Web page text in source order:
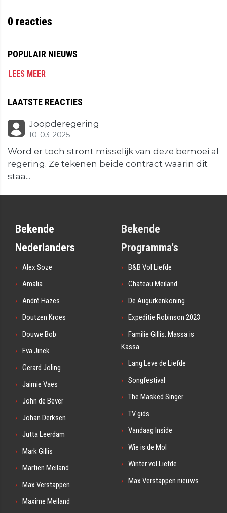
0 reacties
POPULAIR NIEUWS
LEES MEER
LAATSTE REACTIES
Joopderegering
10-03-2025
Word er toch stront misselijk van deze bemoei al
regering. Ze tekenen beide contract waarin dit
staa...
Bekende
Nederlanders
Alex Soze
Amalia
André Hazes
Doutzen Kroes
Douwe Bob
Eva Jinek
Gerard Joling
Jaimie Vaes
John de Bever
Johan Derksen
Jutta Leerdam
Mark Gillis
Martien Meiland
Max Verstappen
Maxime Meiland
Bekende
Programma's
B&B Vol Liefde
Chateau Meiland
De Augurkenkoning
Expeditie Robinson 2023
Familie Gillis: Massa is
Kassa
Lang Leve de Liefde
Songfestival
The Masked Singer
TV gids
Vandaag Inside
Wie is de Mol
Winter vol Liefde
Max Verstappen nieuws